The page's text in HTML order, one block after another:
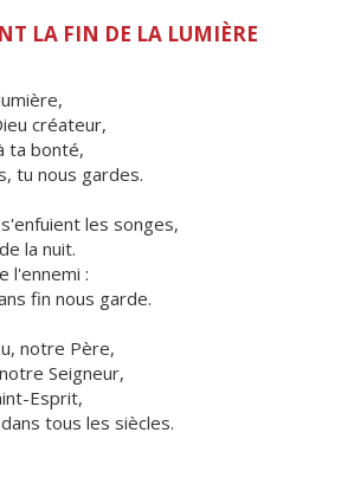
LA FIN DE LA LUMIÈRE
créateur,
ta bonté,
tu nous gardes.
les songes,
la nuit.
l'ennemi :
fin nous garde.
notre Père,
Seigneur,
Esprit,
tous les siècles.